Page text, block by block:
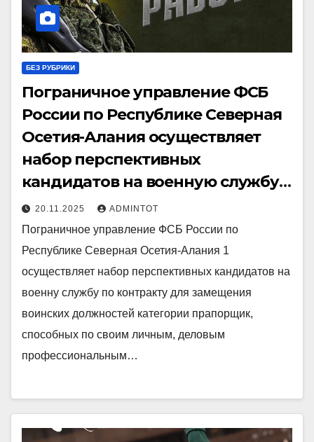
БЕЗ РУБРИКИ
Пограничное управление ФСБ
России по Республике Северная
Осетия-Алания осуществляет
набор перспективных
кандидатов на военную службу
по контракту
20.11.2025 ADMINTOT
Пограничное управление ФСБ России по
Республике Северная Осетия-Алания 1
осуществляет набор перспективных кандидатов на
военну службу по контракту для замещения
воинских должностей категории прапорщик,
способных по своим личным, деловым
профессиональным…